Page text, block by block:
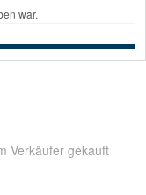
Verkäufer gekauft